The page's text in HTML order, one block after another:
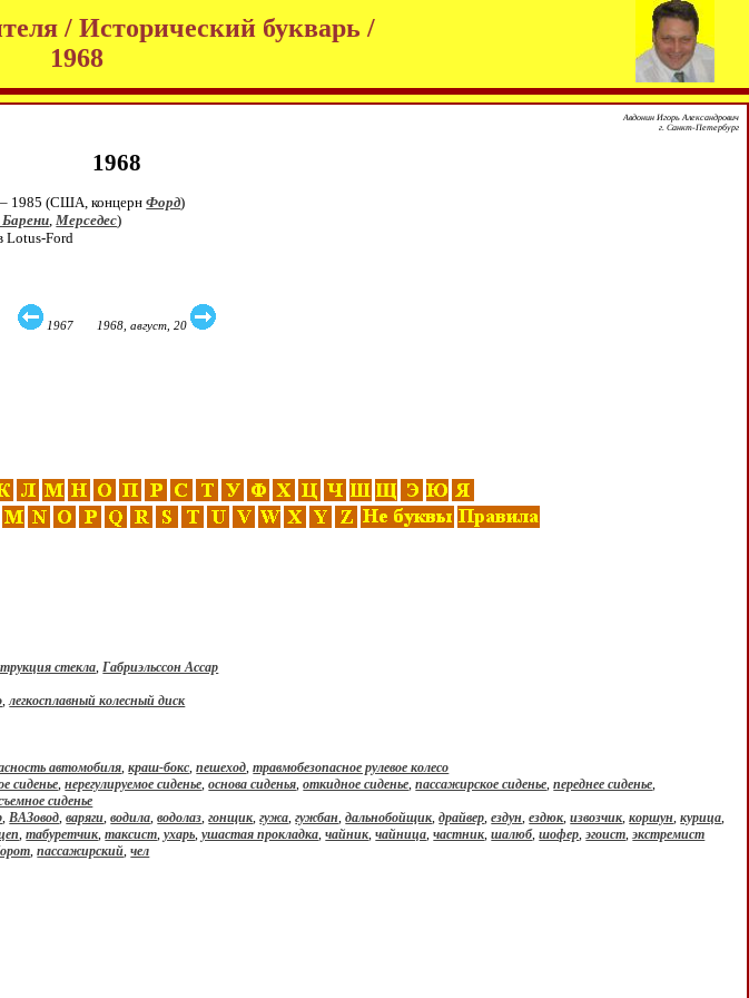
/ Исторический букварь /
1968
Авдонин Игорь Александрович
г. Санкт-Петербург
1968
– 1985 (США, концернФорд)
,Мерседес)
Lotus-Ford
1967 1968, август, 20
стекла,Габриэльссон Ассар
,легкосплавный колесный диск
автомобиля,краш-бокс,пешеход,травмобезопасное рулевое колесо
сиденье,нерегулируемое сиденье,основа сиденья,откидное сиденье,пассажирское сиденье,переднее сиденье,
сиденье
,ВАЗовод,варяги,водила,водолаз,гонщик,гужа,гужбан,дальнобойщик,драйвер,ездун,ездюк,извозчик,коршун,курица,
,табуретчик,таксист,ухарь,ушастая прокладка,чайник,чайница,частник,шалюб,шофер,эгоист,экстремист
,пассажирский,чел